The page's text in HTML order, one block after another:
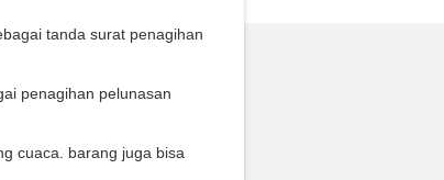
tanda surat penagihan
penagihan pelunasan
cuaca. barang juga bisa